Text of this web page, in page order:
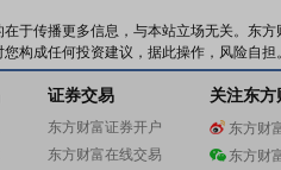
于传播更多信息，与本站立场无关。东
构成任何投资建议，据此操作，风险自担